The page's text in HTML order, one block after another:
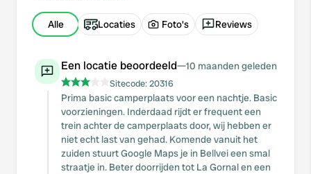
Alle Locaties Foto's Reviews
Een locatie beoordeeld—10 maanden geleden
Sitecode:20316
Prima basic camperplaats voor een nachtje. Basic
voorzieningen. Inderdaad rijdt er frequent een
trein achter de camperplaats door, wij hebben er
niet echt last van gehad. Komende vanuit het
zuiden stuurt Google Maps je in Bellvei een smal
straatje in. Beter doorrijden tot La Gornal en een